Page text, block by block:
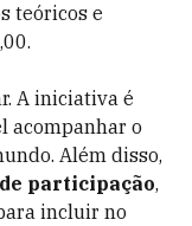
teóricos e
A iniciativa é
acompanhar o
Além disso,
participação,
incluir no